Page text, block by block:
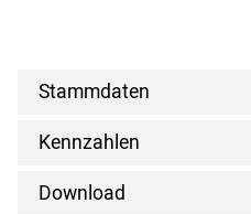
Stammdaten
Kennzahlen
Download